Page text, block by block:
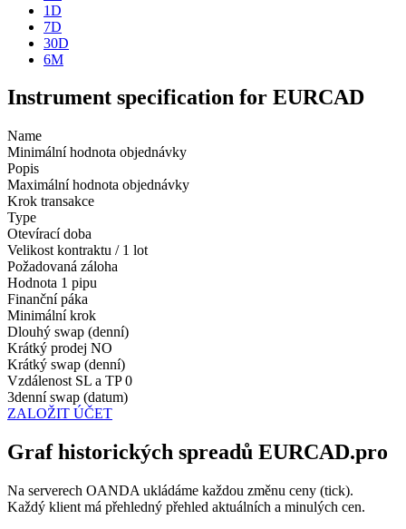
1D
7D
30D
6M
Instrument specification for EURCAD
Name
Minimální hodnota objednávky
Popis
Maximální hodnota objednávky
Krok transakce
Type
Otevírací doba
Velikost kontraktu / 1 lot
Požadovaná záloha
Hodnota 1 pipu
Finanční páka
Minimální krok
Dlouhý swap (denní)
Krátký prodej NO
Krátký swap (denní)
Vzdálenost SL a TP 0
3denní swap (datum)
ZALOŽIT ÚČET
Graf historických spreadů EURCAD.pro
Na serverech OANDA ukládáme každou změnu ceny (tick).
Každý klient má přehledný přehled aktuálních a minulých cen.